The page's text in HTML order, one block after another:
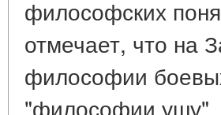
философских
отмечает, что на
философии
"философии ушу",